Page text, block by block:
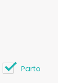
Parto